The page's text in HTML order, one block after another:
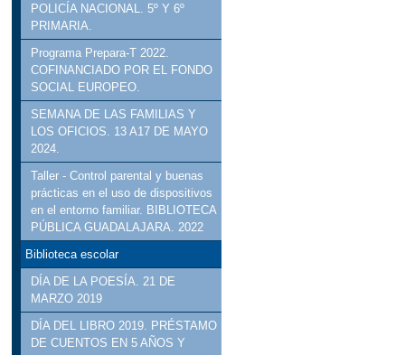
POLICÍA NACIONAL. 5º Y 6º
PRIMARIA.
Programa Prepara-T 2022.
COFINANCIADO POR EL FONDO
SOCIAL EUROPEO.
SEMANA DE LAS FAMILIAS Y
LOS OFICIOS. 13 A17 DE MAYO
2024.
Taller - Control parental y buenas
prácticas en el uso de dispositivos
en el entorno familiar. BIBLIOTECA
PÚBLICA GUADALAJARA. 2022
Biblioteca escolar
DÍA DE LA POESÍA. 21 DE
MARZO 2019
DÍA DEL LIBRO 2019. PRÉSTAMO
DE CUENTOS EN 5 AÑOS Y